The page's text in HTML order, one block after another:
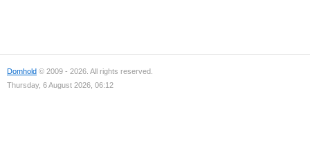
Domhold © 2009 - 2026. All rights reserved.
Thursday, 6 August 2026, 06:12